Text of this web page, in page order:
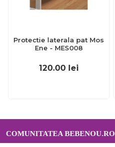
Protectie laterala pat Mos
Ene - MES008
120.00 lei
COMUNITATEA BEBENOU.RO